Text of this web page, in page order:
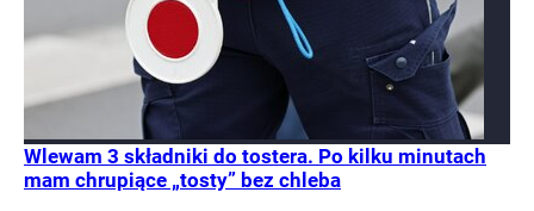
Wlewam 3 składniki do tostera. Po kilku minutach
mam chrupiące „tosty” bez chleba